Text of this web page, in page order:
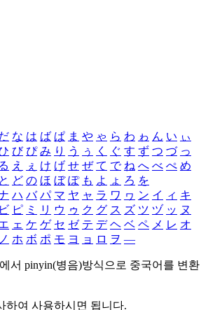
な は ば ぱ ま や ゃ ら わ ゎ ん い ぃ
び ぴ み り う ぅ く ぐ す ず つ づ っ
る え ぇ け げ せ ぜ て で ね へ べ ぺ め
と ど の ほ ぼ ぽ も よ ょ ろ を
ハ バ パ マ ヤ ャ ラ ワ ヮ ン イ ィ キ
ビ ピ ミ リ ウ ゥ ク グ ス ズ ツ ヅ ッ ヌ
ェ ケ ゲ セ ゼ テ デ ヘ ベ ペ メ レ オ
ノ ホ ボ ポ モ ヨ ョ ロ ヲ ―
에서 pinyin(병음)방식으로 중국어를 변환
하여 사용하시면 됩니다.